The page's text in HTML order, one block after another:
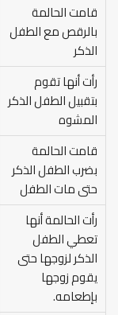
قامت الحالمة
بالرقص مع الطفل
الذكر
رأت أنها تقوم
بتقبيل الطفل الذكر
المشوه
قامت الحالمة
بضرب الطفل الذكر
حتى مات الطفل
رأت الحالمة أنها
تعطي الطفل
الذكر لزوجها حتى
يقوم زوجها
بإطعامه.